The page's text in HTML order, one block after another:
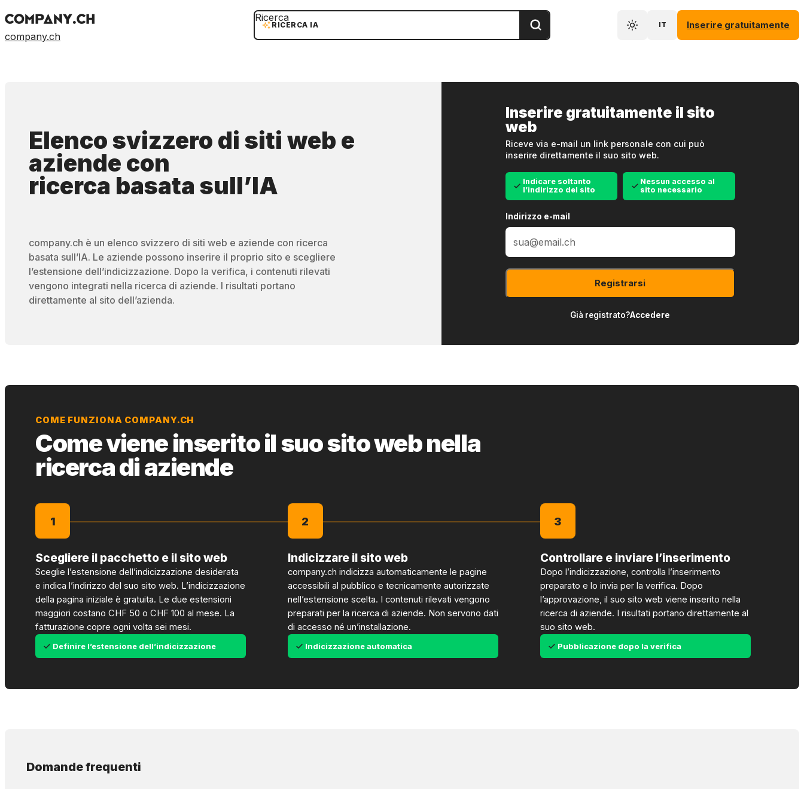
company.ch
RICERCA IA
Ricerca
IT Inserire gratuitamente
Elenco svizzero di siti web e
aziende con
ricerca basata sull’IA
company.ch è un elenco svizzero di siti web e aziende con ricerca
basata sull’IA. Le aziende possono inserire il proprio sito e scegliere
l’estensione dell’indicizzazione. Dopo la verifica, i contenuti rilevati
vengono integrati nella ricerca di aziende. I risultati portano
direttamente al sito dell’azienda.
Inserire gratuitamente il sito
web
Riceve via e-mail un link personale con cui può
inserire direttamente il suo sito web.
Indicare soltanto
l’indirizzo del sito
Nessun accesso al
sito necessario
Indirizzo e-mail
Registrarsi
Già registrato?Accedere
COME FUNZIONA COMPANY.CH
Come viene inserito il suo sito web nella
ricerca di aziende
1
Scegliere il pacchetto e il sito web
Sceglie l’estensione dell’indicizzazione desiderata
e indica l’indirizzo del suo sito web. L’indicizzazione
della pagina iniziale è gratuita. Le due estensioni
maggiori costano CHF 50 o CHF 100 al mese. La
fatturazione copre ogni volta sei mesi.
Definire l’estensione dell’indicizzazione
2
Indicizzare il sito web
company.ch indicizza automaticamente le pagine
accessibili al pubblico e tecnicamente autorizzate
nell’estensione scelta. I contenuti rilevati vengono
preparati per la ricerca di aziende. Non servono dati
di accesso né un’installazione.
Indicizzazione automatica
3
Controllare e inviare l’inserimento
Dopo l’indicizzazione, controlla l’inserimento
preparato e lo invia per la verifica. Dopo
l’approvazione, il suo sito web viene inserito nella
ricerca di aziende. I risultati portano direttamente al
suo sito web.
Pubblicazione dopo la verifica
Domande frequenti